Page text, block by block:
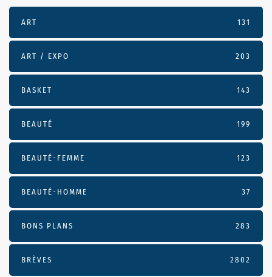
ART 131
ART / EXPO 203
BASKET 143
BEAUTÉ 199
BEAUTÉ-FEMME 123
BEAUTÉ-HOMME 37
BONS PLANS 283
BRÈVES 2802